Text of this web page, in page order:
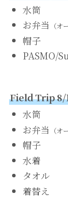
水筒
お弁当
（オ
帽子
PASMO/
Field Trip 8/
水筒
お弁当
（オ
帽子
水着
タオル
着替え